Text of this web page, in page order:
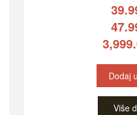
Dodaj
Više